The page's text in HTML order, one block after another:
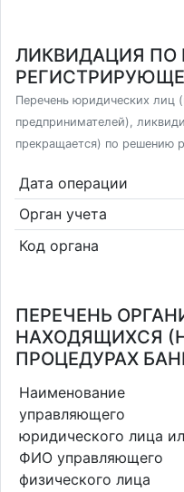
ЛИКВИДАЦИЯ
Перечень юридических лиц
предпринимателей),
прекращается) по решению
Дата операции
Орган учета
Код органа
ПЕРЕЧЕНЬ
НАХОДЯЩИХСЯ
ПРОЦЕДУРАХ
Наименование
управляющего
юридического лица
ФИО управляющего
физического лица